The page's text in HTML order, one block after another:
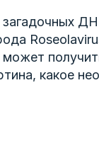
какое